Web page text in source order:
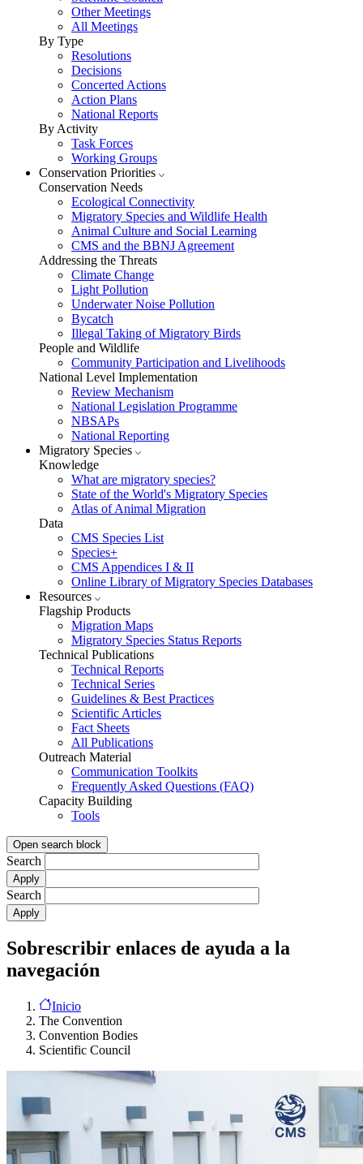
Other Meetings
All Meetings
By Type
Resolutions
Decisions
Concerted Actions
Action Plans
National Reports
By Activity
Task Forces
Working Groups
Conservation Priorities
Conservation Needs
Ecological Connectivity
Migratory Species and Wildlife Health
Animal Culture and Social Learning
CMS and the BBNJ Agreement
Addressing the Threats
Climate Change
Light Pollution
Underwater Noise Pollution
Bycatch
Illegal Taking of Migratory Birds
People and Wildlife
Community Participation and Livelihoods
National Level Implementation
Review Mechanism
National Legislation Programme
NBSAPs
National Reporting
Migratory Species
Knowledge
What are migratory species?
State of the World's Migratory Species
Atlas of Animal Migration
Data
CMS Species List
Species+
CMS Appendices I & II
Online Library of Migratory Species Databases
Resources
Flagship Products
Migration Maps
Migratory Species Status Reports
Technical Publications
Technical Reports
Technical Series
Guidelines & Best Practices
Scientific Articles
Fact Sheets
All Publications
Outreach Material
Communication Toolkits
Frequently Asked Questions (FAQ)
Capacity Building
Tools
Open search block
Search
Search
Sobrescribir enlaces de ayuda a la
navegación
Inicio
The Convention
Convention Bodies
Scientific Council